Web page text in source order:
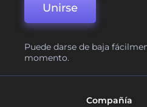
Unirse
Puede darse de baja
momento.
Compañía